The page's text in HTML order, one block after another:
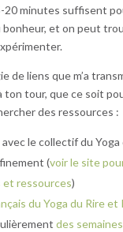
20 minutes suffisent
bonheur, et on peut
de liens que m’a
ton tour, que ce soit
des ressources :
avec le collectif du Yoga
(voir le site
ressources)
du Yoga du Rire et
des